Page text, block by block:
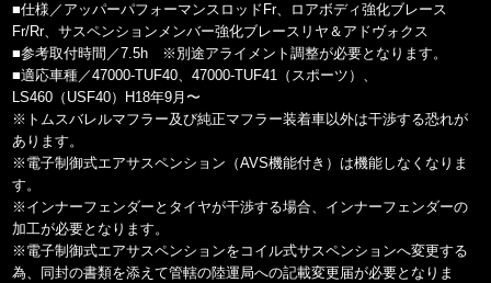
■仕様／アッパーパフォーマンスロッドFr、ロアボディ強化ブレース
Fr/Rr、サスペンションメンバー強化ブレースリヤ＆アドヴォクス
■参考取付時間／7.5h ※別途アライメント調整が必要となります。
■適応車種／47000-TUF40、47000-TUF41（スポーツ）、
LS460（USF40）H18年9月〜
※トムスバレルマフラー及び純正マフラー装着車以外は干渉する恐れが
あります。
※電子制御式エアサスペンション（AVS機能付き）は機能しなくなりま
す。
※インナーフェンダーとタイヤが干渉する場合、インナーフェンダーの
加工が必要となります。
※電子制御式エアサスペンションをコイル式サスペンションへ変更する
為、同封の書類を添えて管轄の陸運局への記載変更届が必要となりま